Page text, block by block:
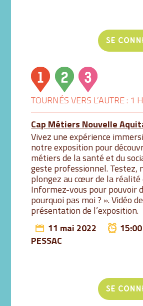
SE
Cap Métiers Nouvelle
Vivez une expérience
notre exposition pour
métiers de la santé et du
geste professionnel. Testez,
plongez au cœur de la réalité
Informez-vous pour pouvoir
pourquoi pas moi ? ». Vidéo de
présentation de l’exposition.
11 mai 2022
15:00
PESSAC
SE